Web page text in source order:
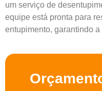
um serviço de
equipe está pronta para
entupimento, garantindo